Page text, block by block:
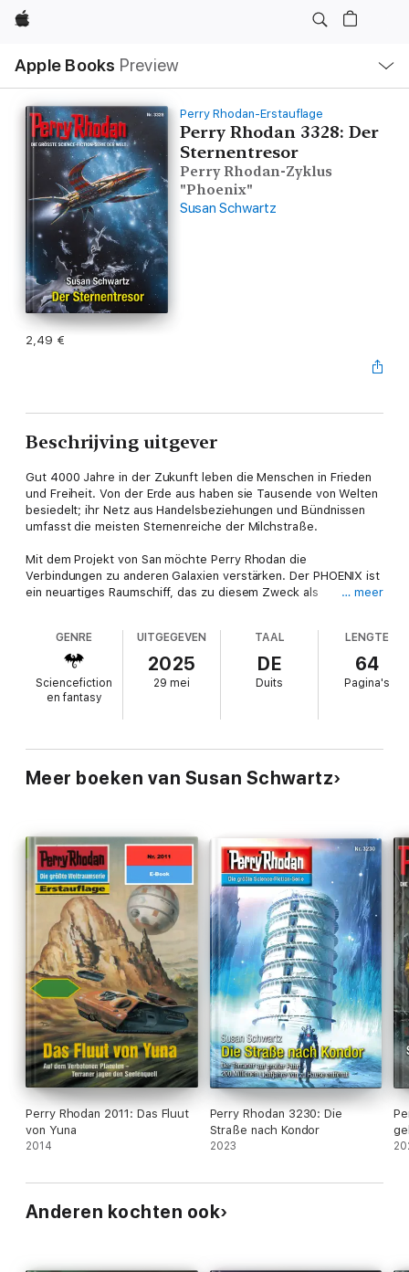
Apple
Apple Books Preview
lokaal
navigatiemenu
Perry Rhodan-Erstauflage
Perry Rhodan 3328: Der
Sternentresor
Perry Rhodan-Zyklus
"Phoenix"
Susan Schwartz
2,49 €
Beschrijving uitgever
Gut 4000 Jahre in der Zukunft leben die Menschen in Frieden
und Freiheit. Von der Erde aus haben sie Tausende von Welten
besiedelt; ihr Netz aus Handelsbeziehungen und Bündnissen
umfasst die meisten Sternenreiche der Milchstraße.
Mit dem Projekt von San möchte Perry Rhodan die
Verbindungen zu anderen Galaxien verstärken. Der PHOENIX ist
ein neuartiges Raumschiff, das zu diesem Zweck als
Dann taucht eine bisher Unbekannte namens Shrell auf Terra
auf und fordert von Perry Rhodan, in die Agolei zu reisen. In
diesem weit entfernten Sternenband soll er seinen ältesten
Freund töten: Reginald Bull. Shrell entfesselt das Brennende
Nichts – es wird Erde und Mond vernichten, falls Rhodan nicht
einer Gemein­schaftskultur gegeneinander kämpfen; angeblich
… meer
GENRE
Sciencefiction
en fantasy
UITGEGEVEN
2025
29 mei
TAAL
DE
Duits
LENGTE
64
Pagina's
Meer boeken van Susan Schwartz
Perry Rhodan 2011: Das Fluut
von Yuna
2014
Perry Rhodan 3230: Die
Straße nach Kondor
2023
Anderen kochten ook